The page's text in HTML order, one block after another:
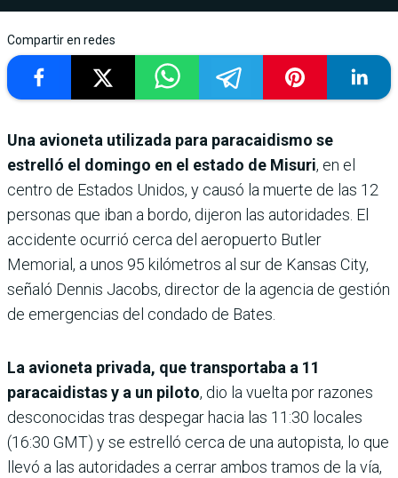
Compartir en redes
Una avioneta utilizada para paracaidismo se
estrelló el domingo en el estado de Misuri, en el
centro de Estados Unidos, y causó la muerte de las 12
personas que iban a bordo, dijeron las autoridades. El
accidente ocurrió cerca del aeropuerto Butler
Memorial, a unos 95 kilómetros al sur de Kansas City,
señaló Dennis Jacobs, director de la agencia de gestión
de emergencias del condado de Bates.
La avioneta privada, que transportaba a 11
paracaidistas y a un piloto, dio la vuelta por razones
desconocidas tras despegar hacia las 11:30 locales
(16:30 GMT) y se estrelló cerca de una autopista, lo que
llevó a las autoridades a cerrar ambos tramos de la vía,